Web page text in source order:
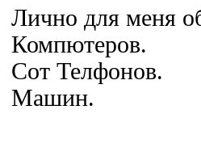
Лично для меня
Компютеров.
Сот Телфонов.
Машин.